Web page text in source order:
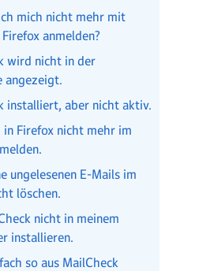
mich nicht mehr mit
anmelden?
wird nicht in der
angezeigt.
installiert, aber nicht aktiv.
in Firefox nicht mehr im
ungelesenen E-Mails im
löschen.
nicht in meinem
installieren.
so aus MailCheck